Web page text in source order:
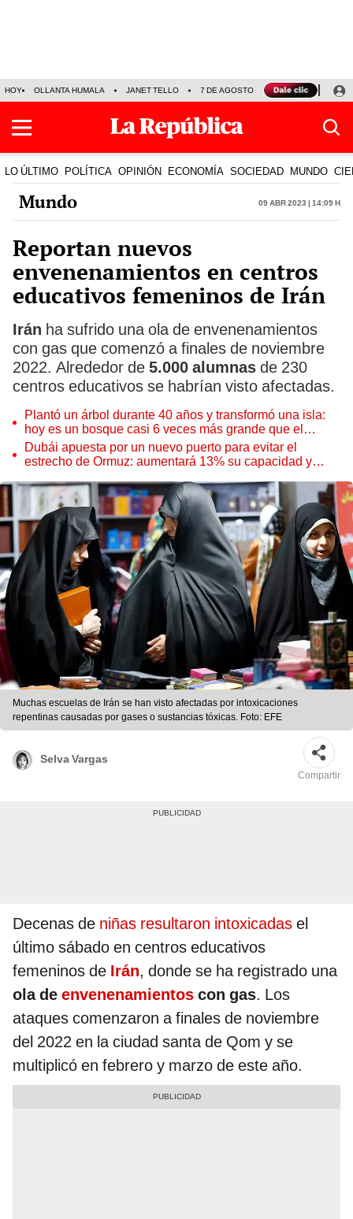
HOY OLLANTA HUMALA JANET TELLO 7 DE AGOSTO TINKA RESULTADOS
LO ÚLTIMO POLÍTICA OPINIÓN ECONOMÍA SOCIEDAD MUNDO
Mundo 09 Abr 2023 | 14:09 h
Reportan nuevos
envenenamientos en centros
educativos femeninos de Irán
Irán ha sufrido una ola de envenenamientos
con gas que comenzó a finales de noviembre
2022. Alrededor de 5.000 alumnas de 230
centros educativos se habrían visto afectadas.
Plantó un árbol durante 40 años y transformó una isla:
hoy es un bosque casi 6 veces más grande que el
Parque de las Leyendas
Dubái apuesta por un nuevo puerto para evitar el
estrecho de Ormuz: aumentará 13% su capacidad y
Muchas escuelas de Irán se han visto afectadas por intoxicaciones
repentinas causadas por gases o sustancias tóxicas. Foto: EFE
Selva Vargas
Compartir
Decenas de niñas resultaron intoxicadas el
último sábado en centros educativos
femeninos de Irán, donde se ha registrado una
ola de envenenamientos con gas. Los
ataques comenzaron a finales de noviembre
del 2022 en la ciudad santa de Qom y se
multiplicó en febrero y marzo de este año.